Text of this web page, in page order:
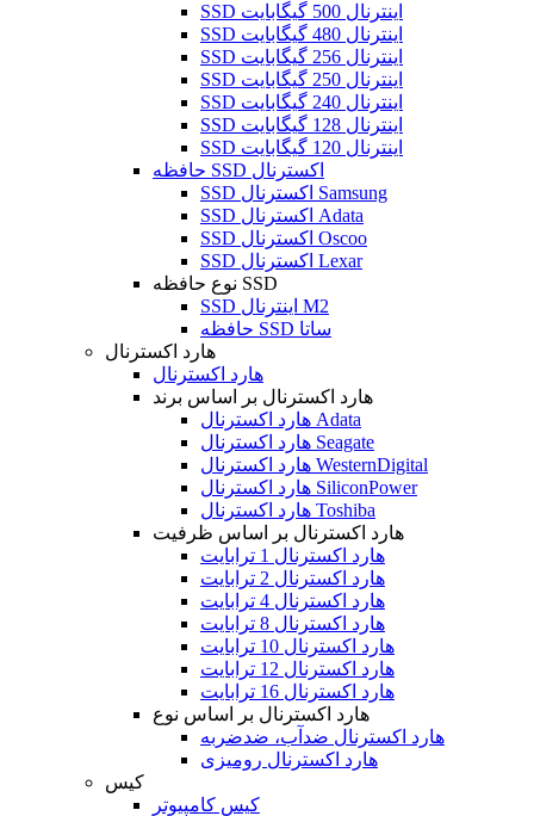
SSD اینترنال 500 گیگابایت
SSD اینترنال 480 گیگابایت
SSD اینترنال 256 گیگابایت
SSD اینترنال 250 گیگابایت
SSD اینترنال 240 گیگابایت
SSD اینترنال 128 گیگابایت
SSD اینترنال 120 گیگابایت
حافظه SSD اکسترنال
SSD اکسترنال Samsung
SSD اکسترنال Adata
SSD اکسترنال Oscoo
SSD اکسترنال Lexar
نوع حافظه SSD
SSD اینترنال M2
حافظه SSD ساتا
هارد اکسترنال
هارد اکسترنال
هارد اکسترنال بر اساس برند
هارد اکسترنال Adata
هارد اکسترنال Seagate
هارد اکسترنال WesternDigital
هارد اکسترنال SiliconPower
هارد اکسترنال Toshiba
هارد اکسترنال بر اساس ظرفیت
هارد اکسترنال 1 ترابایت
هارد اکسترنال 2 ترابایت
هارد اکسترنال 4 ترابایت
هارد اکسترنال 8 ترابایت
هارد اکسترنال 10 ترابایت
هارد اکسترنال 12 ترابایت
هارد اکسترنال 16 ترابایت
هارد اکسترنال بر اساس نوع
هارد اکسترنال ضدآب، ضدضربه
هارد اکسترنال رومیزی
کیس
کیس کامپیوتر